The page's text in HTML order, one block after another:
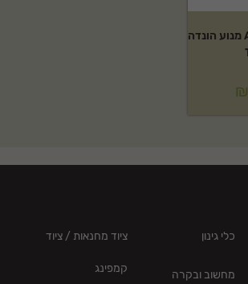
מדחס מריצה AIRMAC מנוע הונדה
₪
כלי גינון
מחשוב ובקרה
ציוד מחנאות / ציוד
קמפינג